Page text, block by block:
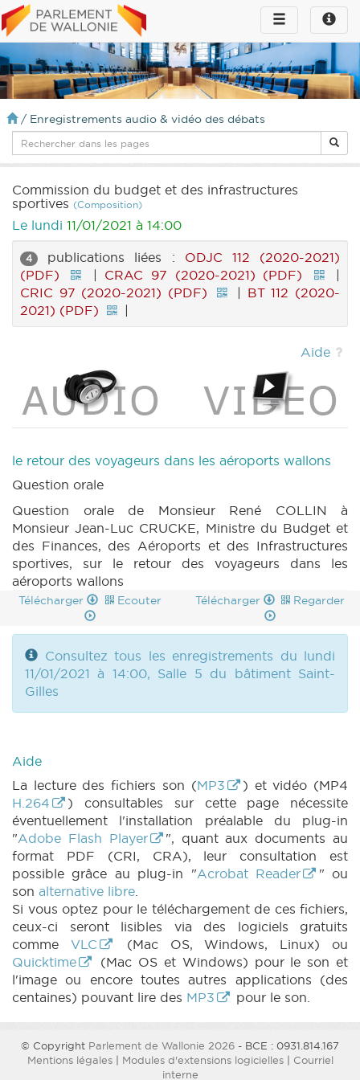
Toggle
infos
Toggle
navigation
/ Enregistrements audio & vidéo des débats
Commission du budget et des infrastructures
sportives (Composition)
Le lundi 11/01/2021 à 14:00
4 publications liées : ODJC 112 (2020-2021)
(PDF)
| CRAC 97 (2020-2021) (PDF)
|
CRIC 97 (2020-2021) (PDF)
| BT 112 (2020-
2021) (PDF)
|
Aide
le retour des voyageurs dans les aéroports wallons
Question orale
Question orale de Monsieur René COLLIN à
Monsieur Jean-Luc CRUCKE, Ministre du Budget et
des Finances, des Aéroports et des Infrastructures
sportives, sur le retour des voyageurs dans les
aéroports wallons
Télécharger Ecouter Télécharger Regarder
Consultez tous les enregistrements du lundi
11/01/2021 à 14:00, Salle 5 du bâtiment Saint-
Gilles
Aide
La lecture des fichiers son (MP3
) et vidéo (MP4
H.264
) consultables sur cette page nécessite
éventuellement l'installation préalable du plug-in
"Adobe Flash Player
", quant aux documents au
format PDF (CRI, CRA), leur consultation est
possible grâce au plug-in "Acrobat Reader
" ou
son alternative libre.
Si vous optez pour le téléchargement de ces fichiers,
ceux-ci seront lisibles via des logiciels gratuits
comme VLC
(Mac OS, Windows, Linux) ou
Quicktime
(Mac OS et Windows) pour le son et
l'image ou encore toutes autres applications (des
centaines) pouvant lire des MP3 pour le son.
© Copyright Parlement de Wallonie 2026 - BCE : 0931.814.167
Mentions légales| Modules d'extensions logicielles| Courriel
interne